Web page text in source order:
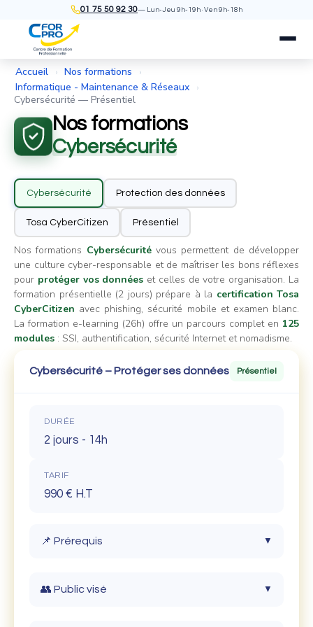
01 75 50 92 30— Lun-Jeu 9h-19h · Ven 9h-18h
Accueil › Nos formations ›
Informatique - Maintenance & Réseaux ›
Cybersécurité — Présentiel
Nos formations
Cybersécurité
Cybersécurité Protection des données
Tosa CyberCitizen Présentiel
Nos formations Cybersécuritévous permettent de développer
une culture cyber-responsable et de maîtriser les bons réflexes
pour protéger vos données et celles de votre organisation. La
formation présentielle (2 jours) prépare à la certification Tosa
CyberCitizen avec phishing, sécurité mobile et examen blanc.
La formation e-learning (26h) offre un parcours complet en 125
modules : SSI, authentification, sécurité Internet et nomadisme.
Cybersécurité – Protéger ses données Présentiel
DURÉE
2 jours - 14h
TARIF
990 € H.T
📌 Prérequis ▼
Aucun prérequis technique. Savoir utiliser un
👥 Public visé ▼